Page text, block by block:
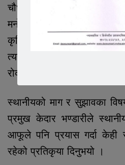
चौधरी, जयकुमार सिंह,
मनोज चौधरी, आकाश सिंह र
कृषि, शिक्षा र सडकको बारेमा
त्यसैगरी प्राधानाध्यापक
रोक्न प्रयास , खानेपानी, पंखा
स्थानीयको माग र सुझावका
प्रमुख केदार भण्डारीले
आफूले पनि प्रयास गर्दा
रहेको प्रतिकृया दिनुभयो ।